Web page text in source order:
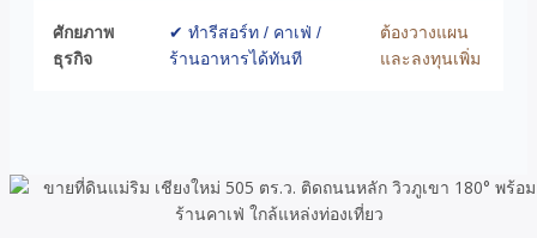
ศักยภาพ
ธุรกิจ
✔ ทำรีสอร์ท / คาเฟ่ /
ร้านอาหารได้ทันที
ต้องวางแผน
และลงทุนเพิ่ม